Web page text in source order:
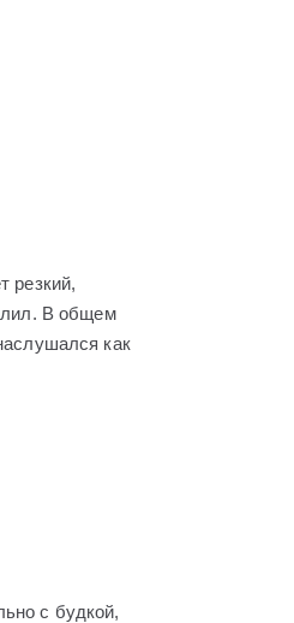
резкий,
В общем
как
с будкой,